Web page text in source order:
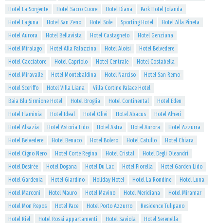
Hotel La Sorgente
Hotel Sacro Cuore Hotel Diana
Park Hotel Jolanda
Hotel Laguna
Hotel San Zeno Hotel Sole Sporting Hotel
Hotel Alla Pineta
Hotel Aurora
Hotel Bellavista Hotel Castagneto
Hotel Genziana
Hotel Miralago
Hotel Alla Palazzina Hotel Aloisi
Hotel Belvedere
Hotel Cacciatore
Hotel Capriolo Hotel Centrale
Hotel Costabella
Hotel Miravalle
Hotel Montebaldina Hotel Narciso
Hotel San Remo
Hotel Sceriffo
Hotel Villa Liana
Villa Cortine Palace Hotel
Baia Blu Sirmione Hotel
Hotel Broglia Hotel Continental
Hotel Eden
Hotel Flaminia
Hotel Ideal Hotel Olivi Hotel Abacus
Hotel Alfieri
Hotel Alsazia
Hotel Astoria Lido Hotel Astra Hotel Aurora
Hotel Azzurra
Hotel Belvedere
Hotel Benaco Hotel Bolero Hotel Catullo
Hotel Chiara
Hotel Cigno Nero
Hotel Corte Regina Hotel Cristal
Hotel Degli Oleandri
Hotel Desirèe
Hotel Dogana Hotel Du Lac Hotel Fiorella
Hotel Garden Lido
Hotel Gardenia
Hotel Giardino Holiday Hotel Hotel La Rondine
Hotel Luna
Hotel Marconi
Hotel Mauro Hotel Mavino Hotel Meridiana
Hotel Miramar
Hotel Mon Repos
Hotel Pace Hotel Porto Azzurro
Residence Tulipano
Hotel Riel
Hotel Rossi appartamenti Hotel Saviola
Hotel Serenella